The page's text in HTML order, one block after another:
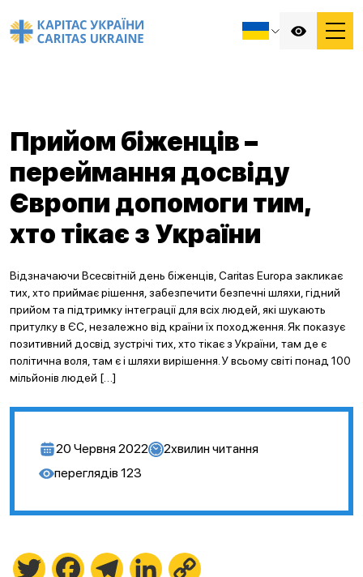
Прийом біженців –
переймання досвіду
Європи допомоги тим,
хто тікає з України
Відзначаючи Всесвітній день біженців, Caritas Europa закликає
тих, хто приймає рішення, забезпечити безпечні шляхи, гідний
прийом та підтримку інтеграції для всіх людей, які шукають
притулку в ЄС, незалежно від країни їх походження. Як показує
позитивний досвід зустрічі тих, хто тікає з України, там де є
політична воля, там є і шляхи вирішення. У всьому світі понад 100
мільйонів людей […]
20 Червня 2022 2хвилин читання
переглядів 123
Twitter FacebookTelegramLinkedIn